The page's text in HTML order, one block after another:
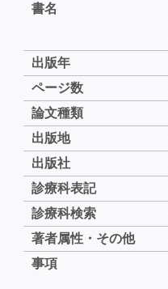
書名
出版年
ページ数
論文種類
出版地
出版社
診療科表記
診療科検索
著者属性・その他
事項